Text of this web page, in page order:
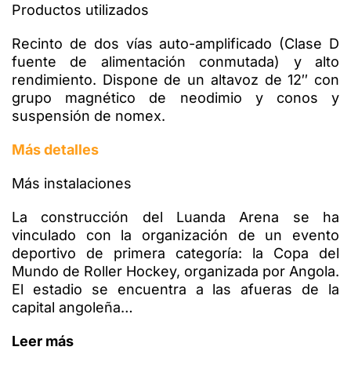
Productos utilizados
Recinto de dos vías auto-amplificado (Clase D
fuente de alimentación conmutada) y alto
rendimiento. Dispone de un altavoz de 12′′ con
grupo magnético de neodimio y conos y
suspensión de nomex.
Más detalles
Más instalaciones
La construcción del Luanda Arena se ha
vinculado con la organización de un evento
deportivo de primera categoría: la Copa del
Mundo de Roller Hockey, organizada por Angola.
El estadio se encuentra a las afueras de la
capital angoleña…
Leer más